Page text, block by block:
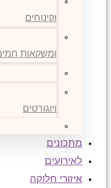
וקינוחים
ומשקאות
ויוגורטים
מתכונים
לאירועים
איזורי חלוקה